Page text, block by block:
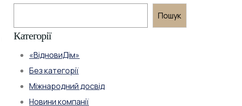
Пошук
Категорії
«ВідновиДім»
Без категорії
Міжнародний досвід
Новини компанії